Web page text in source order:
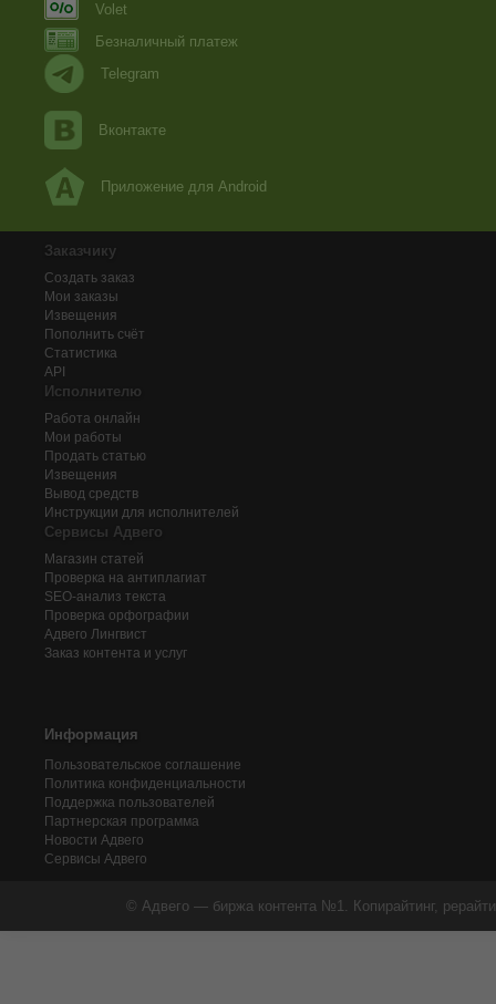
Volet
Безналичный платеж
Telegram
Вконтакте
Приложение для Android
Заказчику
Создать заказ
Мои заказы
Извещения
Пополнить счёт
Статистика
API
Исполнителю
Работа онлайн
Мои работы
Продать статью
Извещения
Вывод средств
Инструкции для исполнителей
Сервисы Адвего
Магазин статей
Проверка на антиплагиат
SEO-анализ текста
Проверка орфографии
Адвего Лингвист
Заказ контента и услуг
Информация
Пользовательское соглашение
Политика конфиденциальности
Поддержка пользователей
Партнерская программа
Новости Адвего
Сервисы Адвего
© Адвего — биржа контента №1. Копирайтинг,